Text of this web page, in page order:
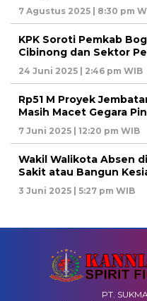
7 Agustus 2025 | 8:30 pm
KPK Soroti Pemkab
Cibinong dan Sektor
24 Juni 2025 | 2:46 pm WIB
Rp51 M Proyek
Masih Macet Gegara
7 Juni 2025 | 12:20 pm WIB
Wakil Walikota Absen
Sakit atau Bangun
3 Juni 2025 | 5:27 pm WIB
PT.